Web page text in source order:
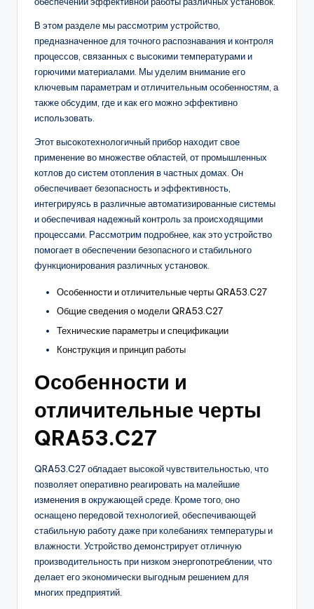
В этом разделе мы рассмотрим устройство,
предназначенное для точного распознавания и контроля
процессов, связанных с высокими температурами и
горючими материалами. Мы уделим внимание его
ключевым параметрам и отличительным особенностям, а
также обсудим, где и как его можно эффективно
использовать.
Этот высокотехнологичный прибор находит свое
применение во множестве областей, от промышленных
котлов до систем отопления в частных домах. Он
обеспечивает безопасность и эффективность,
интегрируясь в различные автоматизированные системы
и обеспечивая надежный контроль за происходящими
процессами. Рассмотрим подробнее, как это устройство
помогает в обеспечении безопасного и стабильного
функционирования различных установок.
Особенности и отличительные черты QRA53.C27
Общие сведения о модели QRA53.C27
Технические параметры и спецификации
Конструкция и принцип работы
Особенности и
отличительные черты
QRA53.C27
QRA53.C27 обладает высокой чувствительностью, что
позволяет оперативно реагировать на малейшие
изменения в окружающей среде. Кроме того, оно
оснащено передовой технологией, обеспечивающей
стабильную работу даже при колебаниях температуры и
влажности. Устройство демонстрирует отличную
производительность при низком энергопотреблении, что
делает его экономически выгодным решением для
многих предприятий.